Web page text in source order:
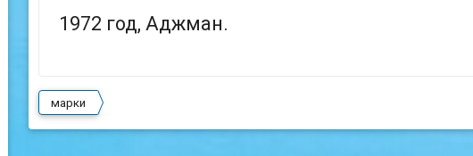
1972 год, Аджман.
марки